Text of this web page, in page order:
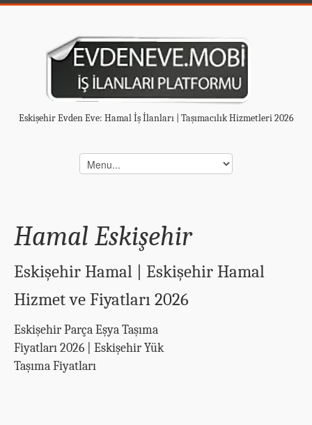
Eskişehir Evden Eve: Hamal İş İlanları | Taşımacılık Hizmetleri 2026
Hamal Eskişehir
Eskişehir Hamal | Eskişehir Hamal
Hizmet ve Fiyatları 2026
Eskişehir Parça Eşya Taşıma
Fiyatları 2026 | Eskişehir Yük
Taşıma Fiyatları